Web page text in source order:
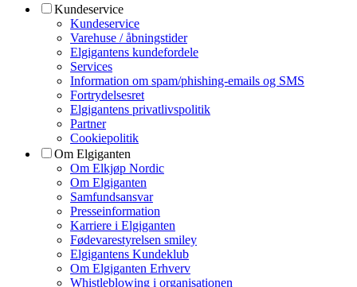
Kundeservice
Kundeservice
Varehuse / åbningstider
Elgigantens kundefordele
Services
Information om spam/phishing-emails og SMS
Fortrydelsesret
Elgigantens privatlivspolitik
Partner
Cookiepolitik
Om Elgiganten
Om Elkjøp Nordic
Om Elgiganten
Samfundsansvar
Presseinformation
Karriere i Elgiganten
Fødevarestyrelsen smiley
Elgigantens Kundeklub
Om Elgiganten Erhverv
Whistleblowing i organisationen